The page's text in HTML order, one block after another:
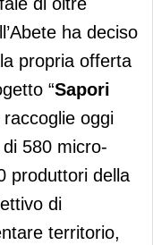
ha deciso
propria offerta
“Sapori
oggi
580 micro-
produttori della
di
territorio,